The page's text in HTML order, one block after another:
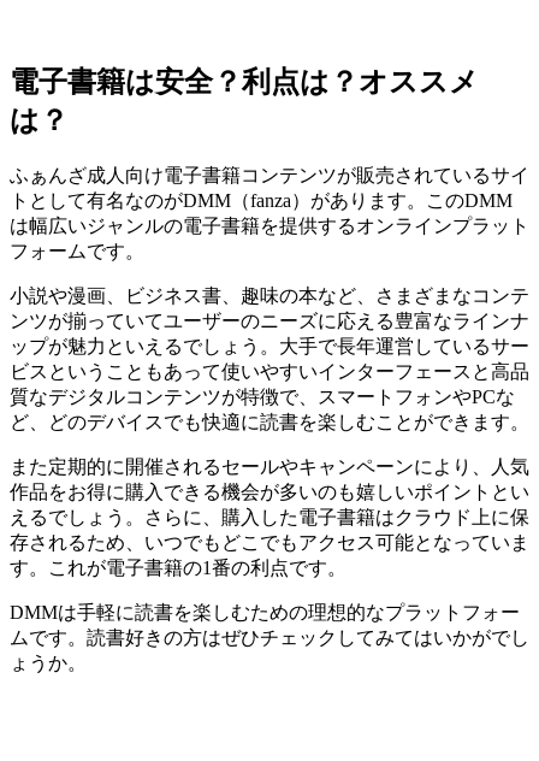
電子書籍は安全？利点は？オススメ
は？
ふぁんざ成人向け電子書籍コンテンツが販売されているサイ
トとして有名なのがDMM（fanza）があります。このDMM
は幅広いジャンルの電子書籍を提供するオンラインプラット
フォームです。
小説や漫画、ビジネス書、趣味の本など、さまざまなコンテ
ンツが揃っていてユーザーのニーズに応える豊富なラインナ
ップが魅力といえるでしょう。大手で長年運営しているサー
ビスということもあって使いやすいインターフェースと高品
質なデジタルコンテンツが特徴で、スマートフォンやPCな
ど、どのデバイスでも快適に読書を楽しむことができます。
また定期的に開催されるセールやキャンペーンにより、人気
作品をお得に購入できる機会が多いのも嬉しいポイントとい
えるでしょう。さらに、購入した電子書籍はクラウド上に保
存されるため、いつでもどこでもアクセス可能となっていま
す。これが電子書籍の1番の利点です。
DMMは手軽に読書を楽しむための理想的なプラットフォー
ムです。読書好きの方はぜひチェックしてみてはいかがでし
ょうか。